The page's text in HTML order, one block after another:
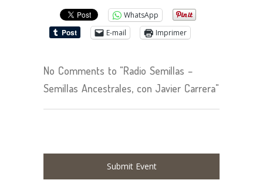
WhatsApp
E-mail
Imprimer
No Comments to "Radio Semillas –
Semillas Ancestrales, con Javier Carrera"
Submit Event